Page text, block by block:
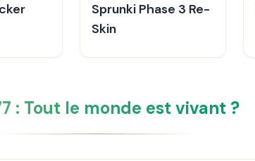
Sprunki Phase 3 Re-
Skin
: Tout le monde est vivant ?